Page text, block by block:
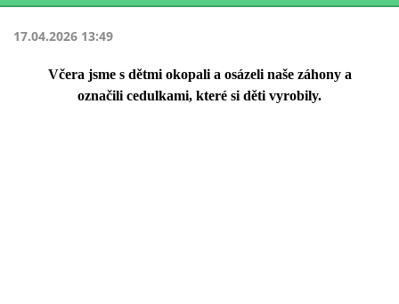
17.04.2026 13:49
Včera jsme s dětmi okopali a osázeli naše záhony a
označili cedulkami, které si děti vyrobily.